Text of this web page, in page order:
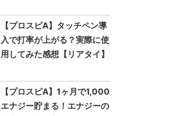
【プロスピA】タッチペン導
入で打率が上がる？実際に使
用してみた感想【リアタイ】
【プロスピA】1ヶ月で1,000
エナジー貯まる！エナジーの